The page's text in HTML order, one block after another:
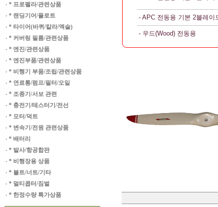
· * 프로펠라/관련상품
· * 랜딩기어/플로트
· * 타이어(바퀴/칼라/엑슬)
· * 커버링 필름/관련상품
· * 엔진/관련상품
· * 엔진부품/관련상품
· * 비행기 부품/조립/관련상품
· * 연료통/펌프/필터/오일
· * 조종기/서보 관련
· * 충전기/테스터기/전선
· * 모터/덕트
· * 변속기/전원 관련상품
· * 배터리
· * 발사/항공합판
· * 비행장용 상품
· * 볼트/너트/기타
· * 멀티콥터/짐벌
· * 한정수량 특가상품
- APC 전동용 기본 2블레이
- 우드(Wood) 전동용